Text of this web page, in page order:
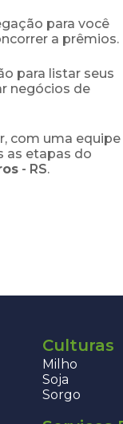
para você
a prêmios.
para listar seus
negócios de
com uma equipe
as etapas do
- RS.
Culturas
Milho
Soja
Sorgo